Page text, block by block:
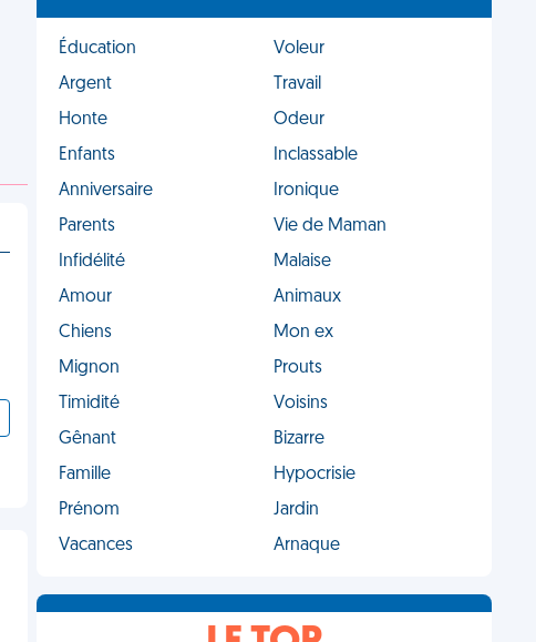
Éducation
Voleur
Argent
Travail
Honte
Odeur
Enfants
Inclassable
Anniversaire
Ironique
Parents
Vie de Maman
Infidélité
Malaise
Amour
Animaux
Chiens
Mon ex
Mignon
Prouts
Timidité
Voisins
Gênant
Bizarre
Famille
Hypocrisie
Prénom
Jardin
Vacances
Arnaque